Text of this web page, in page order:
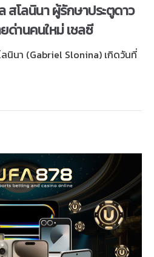
สโลนินา ผู้รักษาประตูดาว
ด่านคนใหม่ เชลซี
ลนินา (Gabriel Slonina) เกิดวันที่